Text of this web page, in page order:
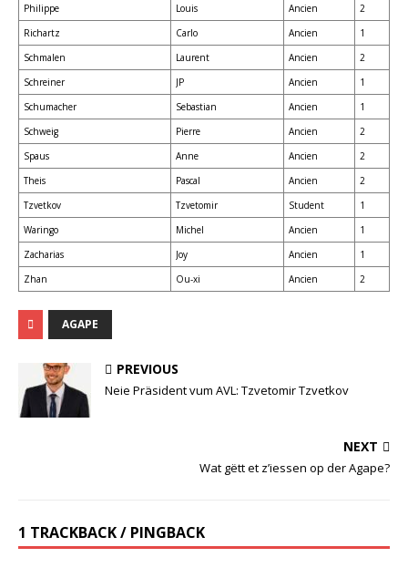
Philippe
Louis Ancien
2
Richartz
Carlo Ancien
1
Schmalen
Laurent Ancien
2
Schreiner
JP Ancien
1
Schumacher
Sebastian Ancien
1
Schweig
Pierre Ancien
2
Spaus
Anne Ancien
2
Theis
Pascal Ancien
2
Tzvetkov
Tzvetomir Student
1
Waringo
Michel Ancien
1
Zacharias
Joy Ancien
1
Zhan
Ou-xi Ancien 2
AGAPE
PREVIOUS
Neie Präsident vum AVL: Tzvetomir Tzvetkov
NEXT
Wat gëtt et z’iessen op der Agape?
1 TRACKBACK / PINGBACK